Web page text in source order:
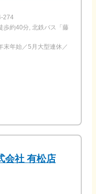
274
歩約40分, 北鉄バス「藤
末年始／5月大型連休／
会社 有松店